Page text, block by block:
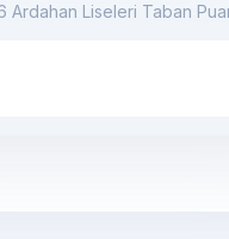
Ardahan Liseleri Taban